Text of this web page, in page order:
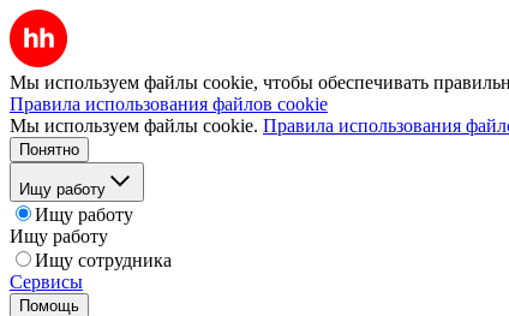
Мы используем файлы cookie, чтобы обеспечивать
Правила использования файлов cookie
Мы используем файлы cookie. Правила использования
Понятно
Ищу работу
Ищу работу
Ищу работу
Ищу сотрудника
Сервисы
Помощь